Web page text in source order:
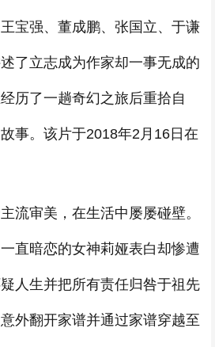
宝强、董成鹏、张国立、于谦
了立志成为作家却一事无成的
历了一趟奇幻之旅后重拾自
事。该片于2018年2月16日在
流审美，在生活中屡屡碰壁。
直暗恋的女神莉娅表白却惨遭
人生并把所有责任归咎于祖先
外翻开家谱并通过家谱穿越至